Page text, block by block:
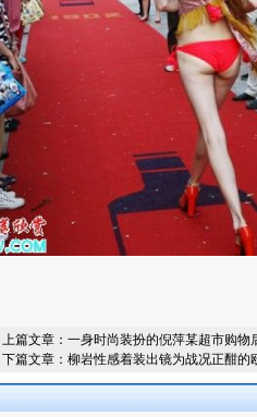
上篇文章： 一身时尚装扮的倪萍某超市购物
下篇文章： 柳岩性感着装出镜为战况正酣的